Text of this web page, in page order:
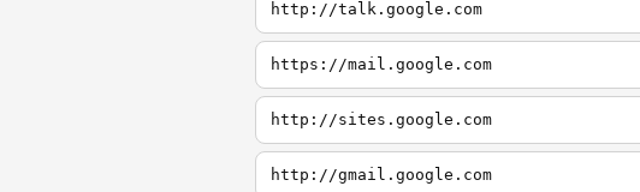
http://talk.google.com
https://mail.google.com
http://sites.google.com
http://gmail.google.com